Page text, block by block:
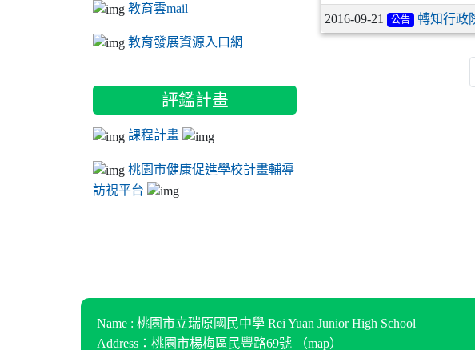
2016-09-21 公告 轉知行政
教育雲mail
教育發展資源入口網
評鑑計畫
課程計畫
桃園市健康促進學校計畫輔導
訪視平台
Name : 桃園市立瑞原國民中學 Rei Yuan Junior High School
Address：桃園市楊梅區民豐路69號 （map）